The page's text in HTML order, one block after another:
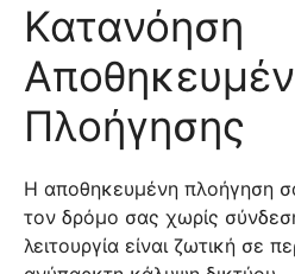
Κατανόηση
Πλοήγησης
Η αποθηκευμένη πλοήγηση
τον δρόμο σας χωρίς
λειτουργία είναι ζωτική σε